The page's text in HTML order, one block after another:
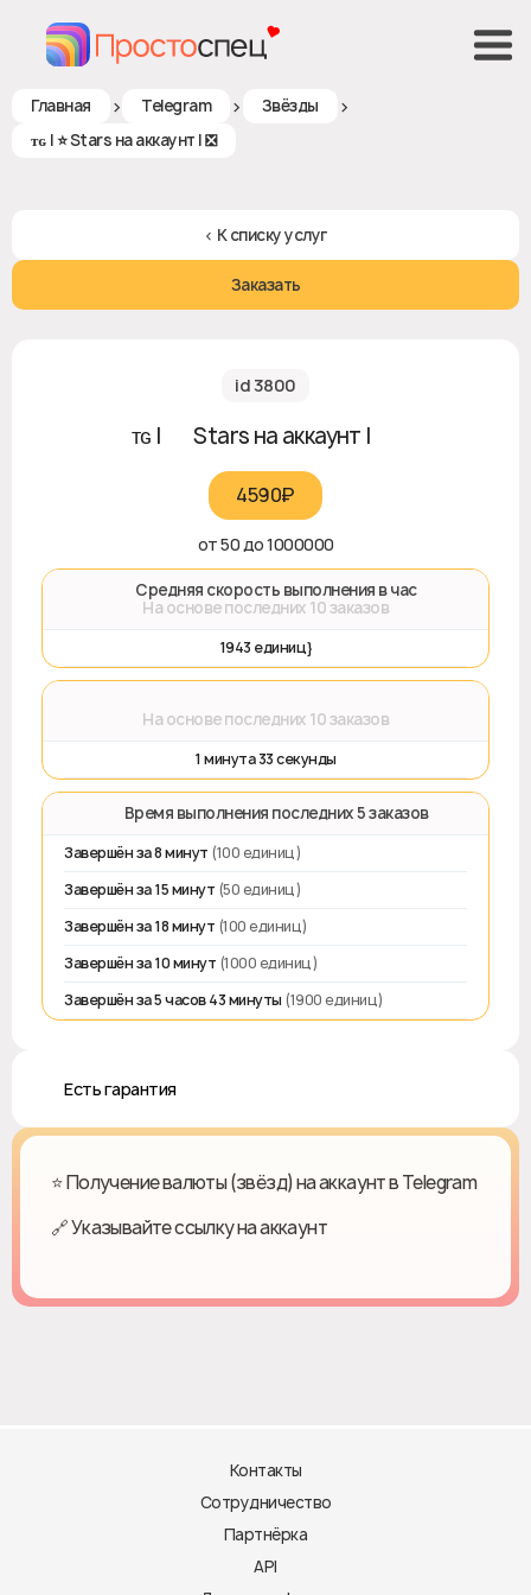
Главная > Telegram > Звёзды >
ᴛɢ | ⭐ Stars на аккаунт | ❎
< К списку услуг
Заказать
id 3800
ᴛɢ | ⭐ Stars на аккаунт | ❎
4590₽‎
от 50 до 1000000
🚀 Средняя скорость выполнения в час
На основе последних 10 заказов
1943 единиц}
На основе последних 10 заказов
1 минута 33 секунды
⏱️ Время выполнения последних 5 заказов
Завершён за 8 минут (100 единиц)
Завершён за 15 минут (50 единиц)
Завершён за 18 минут (100 единиц)
Завершён за 10 минут (1000 единиц)
Завершён за 5 часов 43 минуты (1900 единиц)
♻️ Есть гарантия
⭐ Получение валюты (звёзд) на аккаунт в Telegram
🔗 Указывайте ссылку на аккаунт
Контакты
Сотрудничество
Партнёрка
API